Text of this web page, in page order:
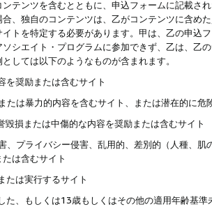
テンツを含むとともに、申込フォームに記載さ
、独自のコンテンツは、乙がコンテンツに含め
イトを特定する必要があります。甲は、乙の申込
シエイト・プログラムに参加できず、乙は、乙
しては以下のようなものが含まれます。
を奨励または含むサイト
たは暴力的内容を含むサイト、または潜在的に
毀損または中傷的な内容を奨励または含むサイト
、プライバシー侵害、乱用的、差別的（人種、
は含むサイト
たは実行するサイト
た、もしくは13歳もしくはその他の適用年齢基